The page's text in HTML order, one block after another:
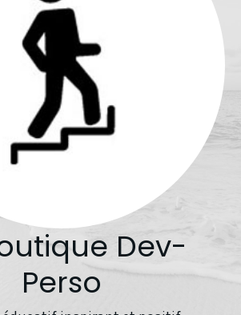
Dev-
Perso